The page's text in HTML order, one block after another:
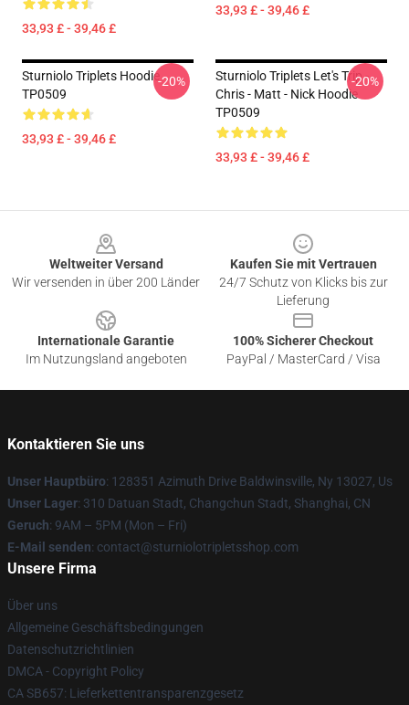
33,93 £ - 39,46 £
33,93 £ - 39,46 £
Sturniolo Triplets Hoodie
TP0509
33,93 £ - 39,46 £
-20%
Sturniolo Triplets Let's Trip -
Chris - Matt - Nick Hoodie
TP0509
33,93 £ - 39,46 £
-20%
Weltweiter Versand
Wir versenden in über 200 Länder
Kaufen Sie mit Vertrauen
24/7 Schutz von Klicks bis zur
Lieferung
Internationale Garantie
Im Nutzungsland angeboten
100% Sicherer Checkout
PayPal / MasterCard / Visa
Kontaktieren Sie uns
Unser Hauptbüro: 128351 Azimuth Drive Baldwinsville, Ny 13027, Us
Unser Lager: 310 Datuan Stadt, Changchun Stadt, Shanghai, CN
Geruch: 9AM – 5PM (Mon – Fri)
E-Mail senden: contact@sturniolotripletsshop.com
Unsere Firma
Über uns
Allgemeine Geschäftsbedingungen
Datenschutzrichtlinien
DMCA - Copyright Policy
CA SB657: Lieferkettentransparenzgesetz